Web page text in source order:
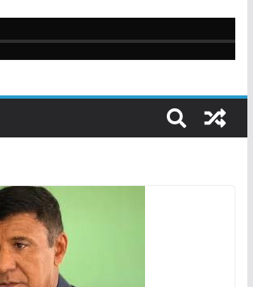
com descontos de até 90%